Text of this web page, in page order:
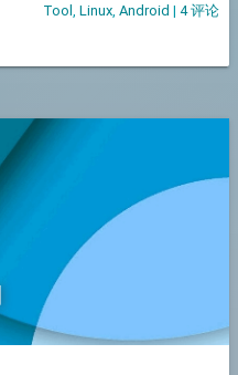
Tool ,Linux ,Android |4 评论